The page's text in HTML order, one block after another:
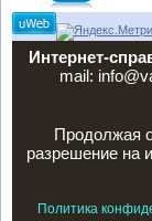
Интернет-
mail:
Продолжая
разрешение на
Политика